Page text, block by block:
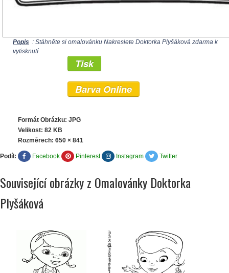
Popis : Stáhněte si omalovánku Nakreslete Doktorka Plyšáková zdarma k
vytisknutí
Tisk
Barva Online
Formát Obrázku: JPG
Velikost: 82 KB
Rozměrech: 650 × 841
Podíl: Facebook Pinterest Instagram Twitter
Související obrázky z Omalovánky Doktorka
Plyšáková